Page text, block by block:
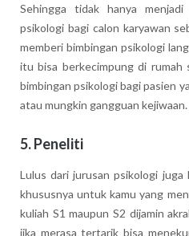
Sehingga tidak hanya
psikologi bagi calon karyawan
memberi bimbingan psikologi
itu bisa berkecimpung di rumah
bimbingan psikologi bagi pasien
atau mungkin gangguan kejiwaan.
5. Peneliti
Lulus dari jurusan psikologi juga
khususnya untuk kamu yang
kuliah S1 maupun S2 dijamin
jika merasa tertarik bisa